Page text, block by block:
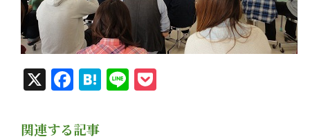
X Facebook
Hatena
Line
関連する記事